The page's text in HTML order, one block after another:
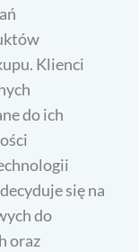
Klienci
do ich
się na
do
oraz